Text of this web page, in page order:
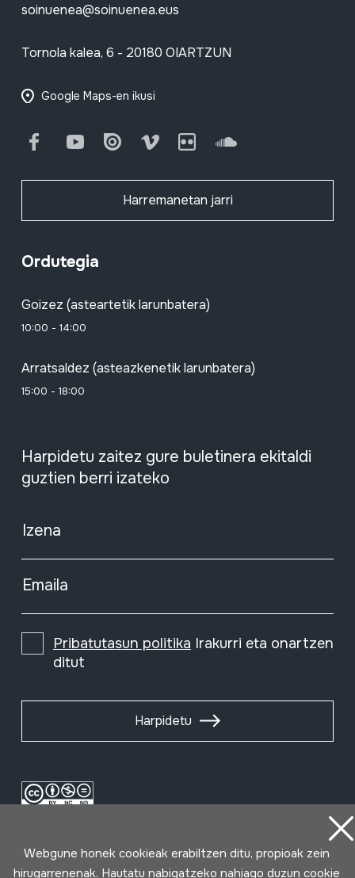
soinuenea@soinuenea.eus
Tornola kalea, 6 - 20180 OIARTZUN
Google Maps-en ikusi
FacebookYoutube Issuu Vimeo Flickr SoundCloud
Harremanetan jarri
Ordutegia
Goizez (asteartetik larunbatera)
10:00 - 14:00
Arratsaldez (asteazkenetik larunbatera)
15:00 - 18:00
Harpidetu zaitez gure buletinera ekitaldi
guztien berri izateko
Izena
Emaila
Pribatutasun politika Irakurri eta onartzen
ditut
Harpidetu
Webgune honek cookieak erabiltzen ditu, propioak zein
hirugarrenenak. Hautatu nabigatzeko nahiago duzun cookie